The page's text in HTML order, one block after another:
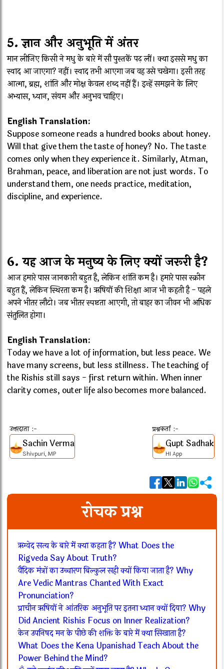
5. ज्ञान और अनुभूति में अंतर
मान लीजिए किसी ने मधु के बारे में सौ पुस्तकें पढ़ लीं। क्या इससे मधु का
स्वाद आ जाएगा? नहीं। स्वाद तभी आएगा जब वह उसे चखेगा। इसी तरह
आत्मा, ब्रह्म, शांति और मोक्ष केवल शब्द नहीं हैं। इन्हें समझने के लिए
अभ्यास, ध्यान, संयम और अनुभव चाहिए।
English Translation:
Suppose someone reads a hundred books about honey.
Will that give them the taste of honey? No. The taste
comes only when they experience it. Similarly, Atman,
Brahman, peace, and liberation are not just words. To
understand them, one needs practice, meditation,
discipline, and experience.
6. यह आज के मनुष्य के लिए क्यों जरूरी है?
आज हमारे पास जानकारी बहुत है, लेकिन शांति कम है। हमारे पास स्क्रीन
बहुत हैं, लेकिन स्थिरता कम है। ऋषियों की शिक्षा आज भी कहती है - पहले
अपने भीतर लौटो। जब भीतर स्पष्टता आएगी, तो बाहर का जीवन भी अधिक
संतुलित होगा।
English Translation:
Today we have a lot of information, but less peace. We
have many screens, but less stillness. The teaching of
the Rishis still says - first return within. When inner
clarity comes, outer life also becomes more balanced.
उत्तरदाता :-
Sachin Verma
Shivpuri, MP
प्रश्नकर्ता :-
Gupt Sadhak
HI App
रोचक प्रश्न
ऋग्वेद सत्य के बारे में क्या कहता है? What Does the
Rigveda Say About Truth?
वैदिक मंत्रों का उच्चारण बिल्कुल सही क्यों किया जाता है? Why
Are Vedic Mantras Chanted With Exact
Pronunciation?
प्राचीन ऋषियों ने आंतरिक अनुभूति पर इतना ध्यान क्यों दिया? Why
Did Ancient Rishis Focus on Inner Realization?
केन उपनिषद मन के पीछे की शक्ति के बारे में क्या सिखाता है?
What Does the Kena Upanishad Teach About the
Power Behind the Mind?